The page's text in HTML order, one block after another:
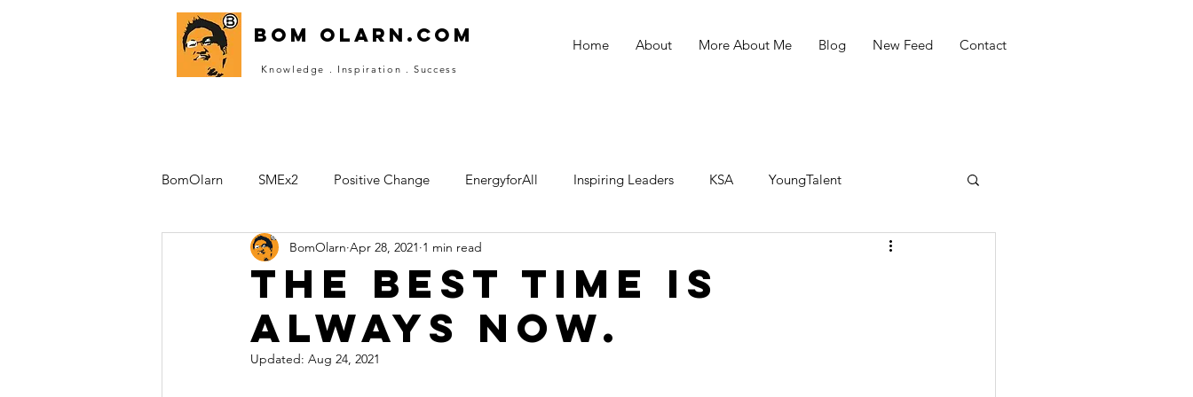
Bom OLARN.com
Knowledge . Inspiration . Success
Home About More About Me Blog New Feed Contact
BomOlarn SMEx2 Positive Change EnergyforAll Inspiring Leaders KSA YoungTalent
2morrowScaler DURIAN ThailandTakeoff
Thai Fintech Association Once in a life time Yak Green : ยักษ์เขียว
The best time is
always NOW.
BomOlarn Apr 28, 2021 1 min read
Updated: Aug 24, 2021